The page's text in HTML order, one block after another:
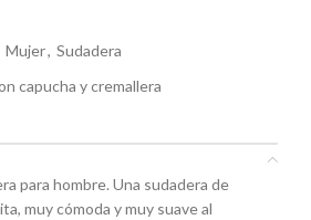
Mujer, Sudadera
capucha y cremallera
para hombre. Una sudadera de
muy cómoda y muy suave al